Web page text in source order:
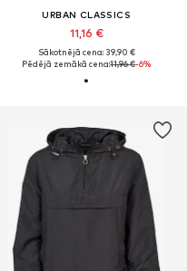
URBAN CLASSICS
11,16 €
Sākotnējā cena: 39,90 €
Pēdējā zemākā cena:11,96 €-6%